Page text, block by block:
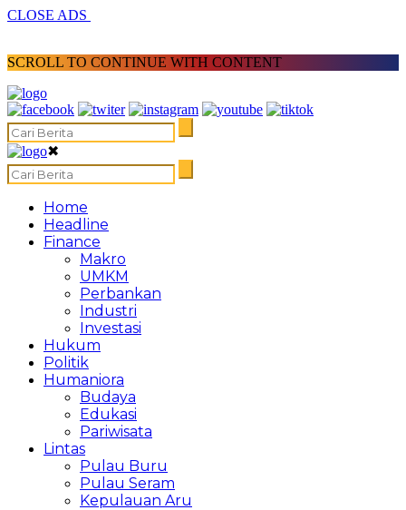
CLOSE ADS
SCROLL TO CONTINUE WITH CONTENT
✖
Home
Headline
Finance
Makro
UMKM
Perbankan
Industri
Investasi
Hukum
Politik
Humaniora
Budaya
Edukasi
Pariwisata
Lintas
Pulau Buru
Pulau Seram
Kepulauan Aru